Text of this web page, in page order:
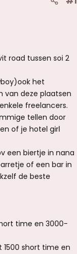
road tussen soi 2
het
van deze plaatsen
freelancers.
tellen door
of je hotel girl
een biertje in nana
of een bar in
de beste
time en 3000-
short time en